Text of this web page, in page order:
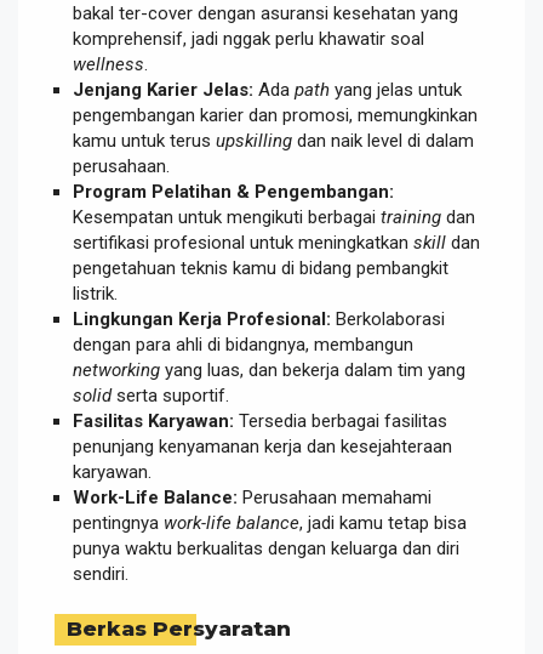
bakal ter-cover dengan asuransi kesehatan yang
komprehensif, jadi nggak perlu khawatir soal
wellness
Jenjang Karier Jelas: Ada path yang jelas untuk
pengembangan karier dan promosi, memungkinkan
kamu untuk terus upskilling dan naik level di dalam
perusahaan.
Program Pelatihan & Pengembangan:
Kesempatan untuk mengikuti berbagai training dan
sertifikasi profesional untuk meningkatkan skill dan
pengetahuan teknis kamu di bidang pembangkit
listrik.
Lingkungan Kerja Profesional: Berkolaborasi
dengan para ahli di bidangnya, membangun
networking yang luas, dan bekerja dalam tim yang
solidserta suportif.
Fasilitas Karyawan: Tersedia berbagai fasilitas
penunjang kenyamanan kerja dan kesejahteraan
karyawan.
Work-Life Balance: Perusahaan memahami
pentingnya work-life balance, jadi kamu tetap bisa
punya waktu berkualitas dengan keluarga dan diri
sendiri.
Berkas Persyaratan